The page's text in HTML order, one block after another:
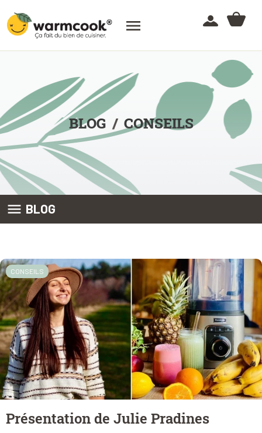

BLOG CONSEILS
 BLOG
CONSEILS
Présentation de Julie Pradines